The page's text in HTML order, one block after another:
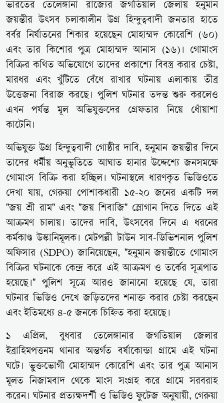
ভারতের তেলেঙ্গানা রাজ্যের জগতিয়াল জেলায় হনুমান
জয়ন্তীর উৎসব চলাকালীন উগ্র হিন্দুত্ববাদী জনতার হাতে
বর্বর নির্যাতনের শিকার হয়েছেন মোহাম্মদ কোরেশি (৬০)
এবং তার কিশোর পুত্র মোহাম্মদ আনাস (১৬)। গোমাংস
বিক্রির কথিত অভিযোগে তাদের প্রকাশ্যে বিবস্ত্র করার চেষ্টা,
মারধর এবং খুঁটিতে বেঁধে রাখার ঘটনায় এলাকায় তীব্র
উত্তেজনা বিরাজ করছে। পুলিশ ঘটনার তদন্ত শুরু করলেও
এখন পর্যন্ত মূল অভিযুক্তদের গ্রেফতার নিয়ে ধোঁয়াশা
কাটেনি।
অভিযুক্ত উগ্র হিন্দুত্ববাদী গোষ্ঠীর দাবি, হনুমান জয়ন্তীর দিনে
তাদের ধর্মীয় অনুভূতিতে আঘাত হানার উদ্দেশ্যে জনসমক্ষে
গোমাংস বিক্রি করা হচ্ছিল। ঘটনাস্থলে ধারণকৃত ভিডিওতে
দেখা যায়, গেরুয়া পোশাকধারী ১৫-২০ জনের একটি দল
"জয় শ্রী রাম" এবং "জয় শিবাজি" স্লোগান দিতে দিতে এই
আক্রমণ চালায়। তাদের দাবি, উৎসবের দিনে এ ধরনের
কর্মকাণ্ড উস্কানিমূলক। মেটপল্লী টাউন সাব-ডিভিশনাল পুলিশ
অফিসার (SDPO) জানিয়েছেন, "হনুমান জয়ন্তীতে গোমাংস
বিক্রির ঘটনাকে কেন্দ্র করে এই আক্রমণ ও তর্কের সূত্রপাত
হয়েছে।" পুলিশ সূত্রে আরও জানানো হয়েছে যে, তারা
ঘটনার ভিডিও দেখে জড়িতদের শনাক্ত করার চেষ্টা করছেন
এবং ইতিমধ্যে ৪-৫ জনকে চিহ্নিত করা হয়েছে।
১ এপ্রিল, বুধবার তেলেঙ্গানার জগতিয়াল জেলার
ইব্রাহিমপত্তনম থানার অন্তর্গত বর্ষাকোন্ডা গ্রামে এই ঘটনা
ঘটে। ভুক্তভোগী মোহাম্মদ কোরেশি এবং তার পুত্র আনাস
মূলত নিজামবাদ থেকে মাংস সংগ্রহ করে গ্রামে সরবরাহ
করেন। ঘটনার প্রত্যক্ষদর্শী ও ভিডিও ফুটেজ অনুযায়ী, গেরুয়া